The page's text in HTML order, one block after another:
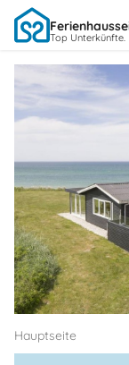
Top Unterkünfte.
Hauptseite